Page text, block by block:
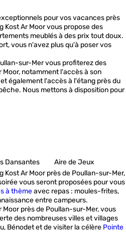
pour vos vacances près
Kost Ar Moor vous propose des
meublés à des prix tout doux.
vous n'avez plus qu'à poser vos
sur-Mer vous profiterez des
notamment l'accès à son
également l'accès à l'étang près du
Nous mettons à disposition pour
Dansantes
Aire de Jeux
Kost Ar Moor près de Poullan-sur-Mer,
vous seront proposées pour vous
à thèmeavec repas : moules-frites,
entre campeurs.
Moor près de Poullan-sur-Mer, vous
des nombreuses villes et villages
Bénodet et de visiter la célère Pointe